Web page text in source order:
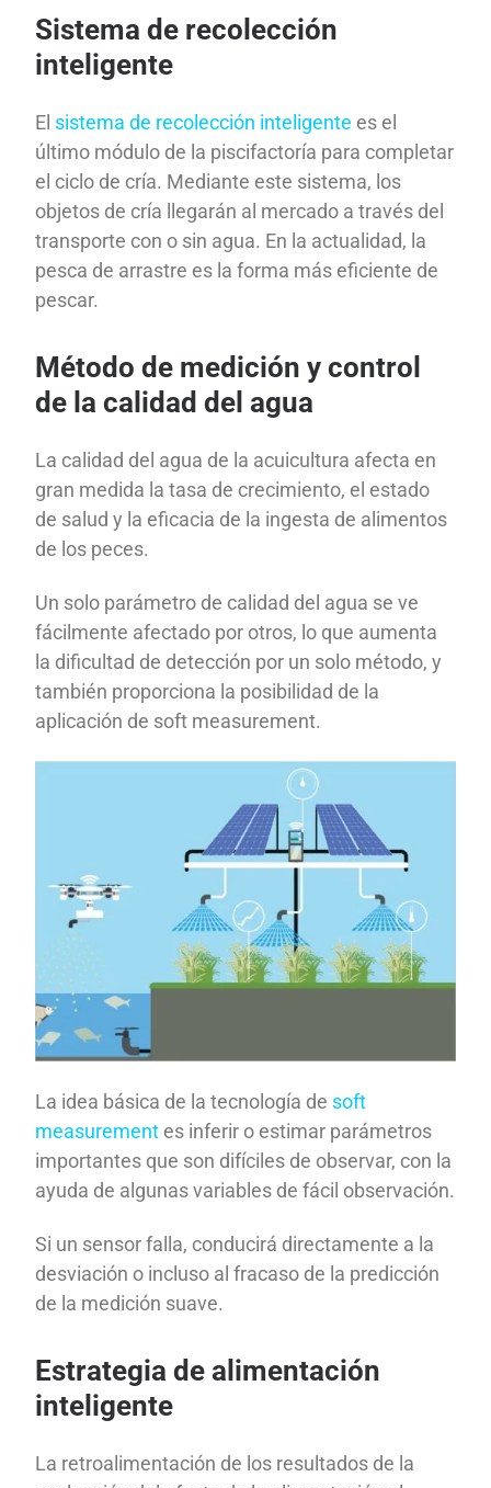
Sistema de recolección
inteligente
El sistema de recolección inteligente es el
último módulo de la piscifactoría para completar
el ciclo de cría. Mediante este sistema, los
objetos de cría llegarán al mercado a través del
transporte con o sin agua. En la actualidad, la
pesca de arrastre es la forma más eficiente de
pescar.
Método de medición y control
de la calidad del agua
La calidad del agua de la acuicultura afecta en
gran medida la tasa de crecimiento, el estado
de salud y la eficacia de la ingesta de alimentos
de los peces.
Un solo parámetro de calidad del agua se ve
fácilmente afectado por otros, lo que aumenta
la dificultad de detección por un solo método, y
también proporciona la posibilidad de la
aplicación de soft measurement.
La idea básica de la tecnología de soft
measurement es inferir o estimar parámetros
importantes que son difíciles de observar, con la
ayuda de algunas variables de fácil observación.
Si un sensor falla, conducirá directamente a la
desviación o incluso al fracaso de la predicción
de la medición suave.
Estrategia de alimentación
inteligente
La retroalimentación de los resultados de la